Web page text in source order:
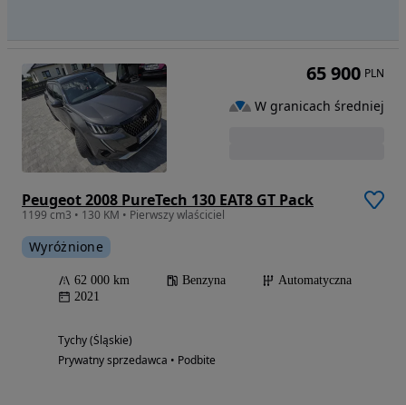
Peugeot 2008 PureTech 130 EAT8 GT Pack
1199 cm3 • 130 KM • Pierwszy wlaściciel
Wyróżnione
62 000 km Benzyna
Automatyczna
2021
Tychy (Śląskie)
Prywatny sprzedawca • Podbite
65 900 PLN
W granicach średniej